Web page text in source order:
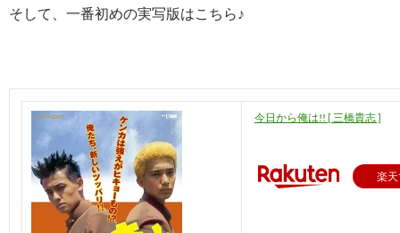
そして、一番初めの実写版はこちら♪
今日から俺は!! [ 三橋貴志 ]
楽